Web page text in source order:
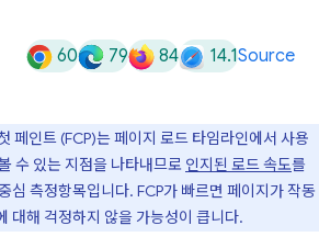
60 79 84 14.1Source
페인트 (FCP)는 페이지 로드 타임라인에서 사용
수 있는 지점을 나타내므로 인지된 로드 속도를
심 측정항목입니다. FCP가 빠르면 페이지가 작동
대해 걱정하지 않을 가능성이 큽니다.